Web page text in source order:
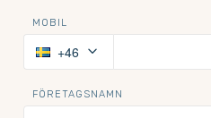
MOBIL
+46 keyboard_arrow_down
FÖRETAGSNAMN